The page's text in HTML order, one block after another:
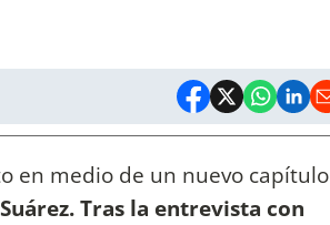
en medio de un nuevo capítulo
Tras la entrevista con